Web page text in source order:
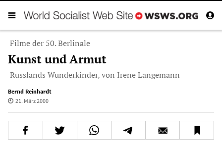
Filme der 50. Berlinale
Kunst und Armut
Russlands Wunderkinder, von Irene Langemann
Bernd Reinhardt
21. März 2000